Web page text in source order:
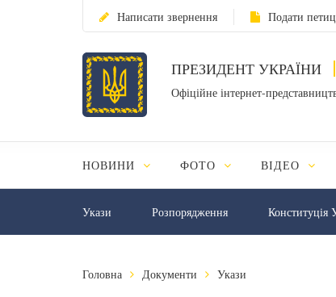
Написати звернення Подати
ПРЕЗИДЕНТ УКРАЇНИ
Офіційне інтернет-
НОВИНИ ФОТО ВІДЕО
Укази Розпорядження Конституція
Головна Документи Укази